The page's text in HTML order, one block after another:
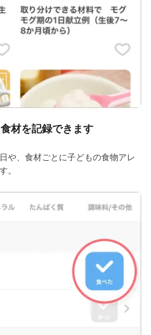
材を記録できます
や、食材ごとに子どもの食物アレ
。